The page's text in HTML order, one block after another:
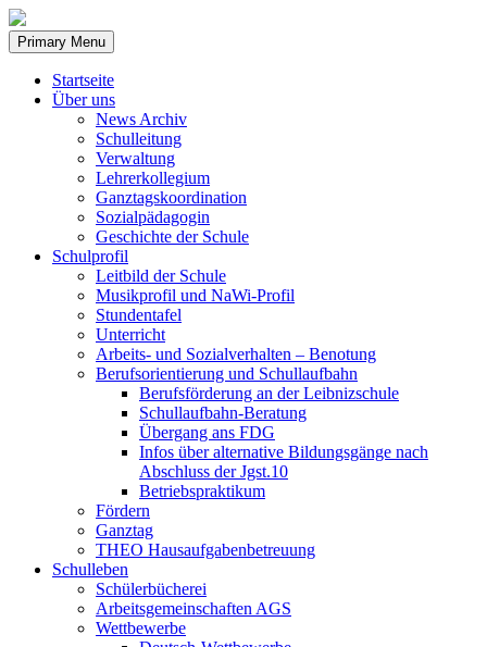
Skip
to
content
Primary Menu
Startseite
Über uns
News Archiv
Schulleitung
Verwaltung
Lehrerkollegium
Ganztagskoordination
Sozialpädagogin
Geschichte der Schule
Schulprofil
Leitbild der Schule
Musikprofil und NaWi-Profil
Stundentafel
Unterricht
Arbeits- und Sozialverhalten – Benotung
Berufsorientierung und Schullaufbahn
Berufsförderung an der Leibnizschule
Schullaufbahn-Beratung
Übergang ans FDG
Infos über alternative Bildungsgänge nach
Abschluss der Jgst.10
Betriebspraktikum
Fördern
Ganztag
THEO Hausaufgabenbetreuung
Schulleben
Schülerbücherei
Arbeitsgemeinschaften AGS
Wettbewerbe